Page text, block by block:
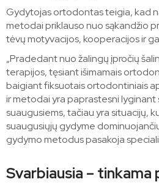
Gydytojas ortodontas teigia, kad
metodai priklauso nuo sąkandžio
tėvų motyvacijos, kooperacijos ir
„Pradedant nuo žalingų įpročių
terapijos, tęsiant išimamais
baigiant fiksuotais ortodontiniais
ir metodai yra paprastesni lyginant
suaugusiems, tačiau yra situacijų,
suaugusiųjų gydyme
gydymo metodus pasakoja
Svarbiausia – tinkama